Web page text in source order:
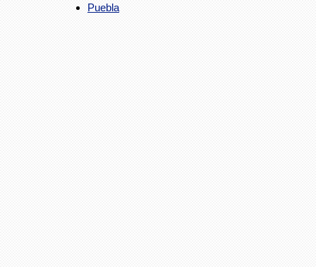
Puebla